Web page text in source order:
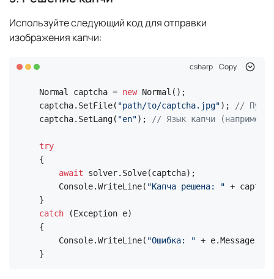
Используйте следующий код для отправки
изображения капчи:
csharp Copy
Normal captcha = new Normal();
captcha.SetFile( "path/to/captcha.jpg");
// Путь
captcha.SetLang( "en"); // Язык капчи (например,
try
{
await solver.Solve(captcha);
    Console.WriteLine(
"Капча решена: " +
catch (Exception e)
{
    Console.WriteLine(
"Ошибка: " + e.Message);
}